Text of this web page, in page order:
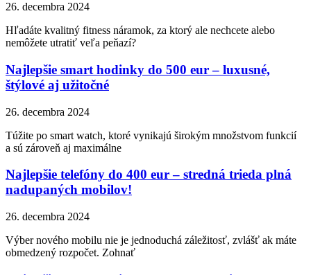
26. decembra 2024
Hľadáte kvalitný fitness náramok, za ktorý ale nechcete alebo
nemôžete utratiť veľa peňazí?
Najlepšie smart hodinky do 500 eur – luxusné,
štýlové aj užitočné
26. decembra 2024
Túžite po smart watch, ktoré vynikajú širokým množstvom funkcií
a sú zároveň aj maximálne
Najlepšie telefóny do 400 eur – stredná trieda plná
nadupaných mobilov!
26. decembra 2024
Výber nového mobilu nie je jednoduchá záležitosť, zvlášť ak máte
obmedzený rozpočet. Zohnať